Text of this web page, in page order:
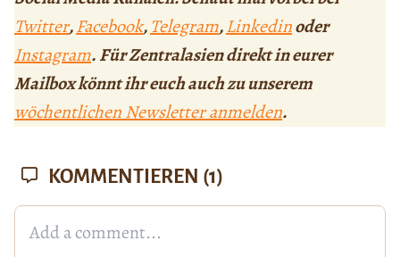
Twitter,Facebook,Telegram,Linkedinoder
Instagram. Für Zentralasien direkt in eurer
Mailbox könnt ihr euch auch zu unserem
wöchentlichen Newsletter anmelden.
KOMMENTIEREN (1)